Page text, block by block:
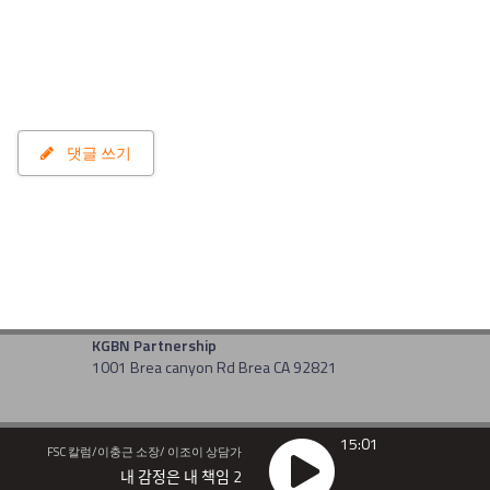
댓글 쓰기
KGBN Partnership
1001 Brea canyon Rd Brea CA 92821
15:01
FSC 칼럼/이충근 소장/ 이조이 상담가
내 감정은 내 책임 2